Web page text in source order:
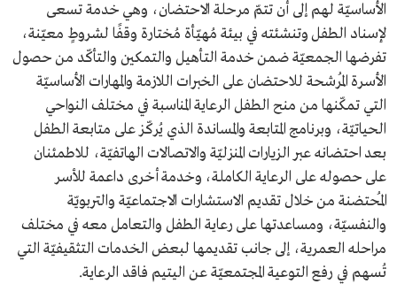
الأساسيّة لهم إلى أن تتمّ مرحلة الاحتضان، وهي خدمة تسعى
لإسناد الطفل وتنشئته في بيئة مُهيّأة مُختارة وقفًا لشروطٍ معيّنة،
تفرضها الجمعيّة ضمن خدمة التأهيل والتمكين والتأكّد من حصول
الأسرة المُرشحة للاحتضان على الخبرات اللازمة والمهارات الأساسيّة
التي تمكّنها من منح الطفل الرعاية المناسبة في مختلف النواحي
الحياتيّة، وبرنامج المتابعة والمساندة الذي يُركّز على متابعة الطفل
بعد احتضانه عبر الزيارات المنزليّة والاتصالات الهاتفيّة، للاطمئنان
على حصوله على الرعاية الكاملة، وخدمة أخرى داعمة للأسر
المُحتضنة من خلال تقديم الاستشارات الاجتماعيّة والتربويّة
والنفسيّة، ومساعدتها على رعاية الطفل والتعامل معه في مختلف
مراحله العمرية، إلى جانب تقديمها لبعض الخدمات التثقيفيّة التي
تُسهم في رفع التوعية المجتمعيّة عن اليتيم فاقد الرعاية.